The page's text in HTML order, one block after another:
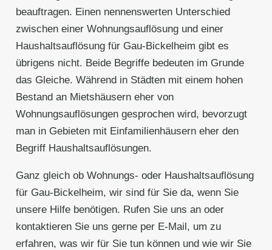
beauftragen. Einen nennenswerten Unterschied
zwischen einer Wohnungsauflösung und einer
Haushaltsauflösung für Gau-Bickelheim gibt es
übrigens nicht. Beide Begriffe bedeuten im Grunde
das Gleiche. Während in Städten mit einem hohen
Bestand an Mietshäusern eher von
Wohnungsauflösungen gesprochen wird, bevorzugt
man in Gebieten mit Einfamilienhäusern eher den
Begriff Haushaltsauflösungen.
Ganz gleich ob Wohnungs- oder Haushaltsauflösung
für Gau-Bickelheim, wir sind für Sie da, wenn Sie
unsere Hilfe benötigen. Rufen Sie uns an oder
kontaktieren Sie uns gerne per E-Mail, um zu
erfahren, was wir für Sie tun können und wie wir Sie